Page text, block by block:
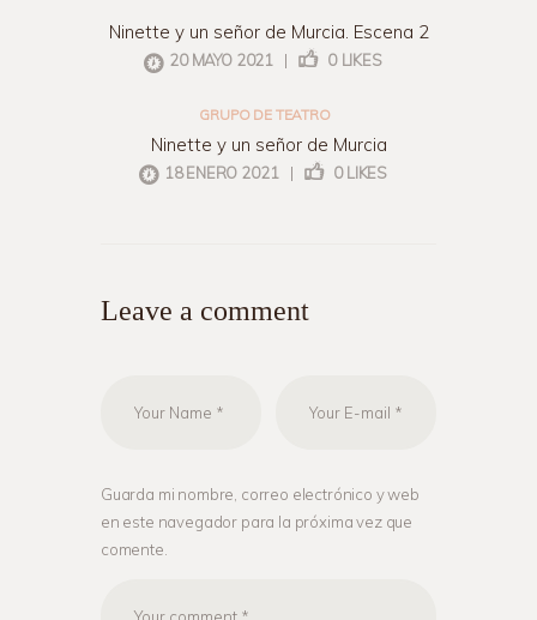
Ninette y un señor de Murcia. Escena 2
20 MAYO 2021 | 0 LIKES
GRUPO DE TEATRO
Ninette y un señor de Murcia
18 ENERO 2021 | 0 LIKES
Leave a comment
Guarda mi nombre, correo electrónico y web
en este navegador para la próxima vez que
comente.